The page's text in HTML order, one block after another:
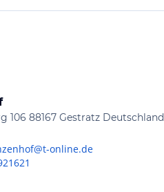
106 88167 Gestratz Deutschland
online.de